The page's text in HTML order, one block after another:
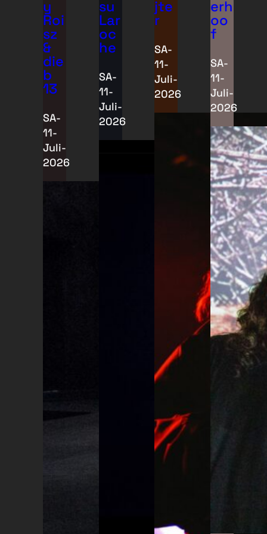
y
Roi
sz
&
die
b
13
SA-
11-
Juli-
2026
su
Lar
oc
he
SA-
11-
Juli-
2026
jte
r
SA-
11-
Juli-
2026
erh
oo
f
SA-
11-
Juli-
2026